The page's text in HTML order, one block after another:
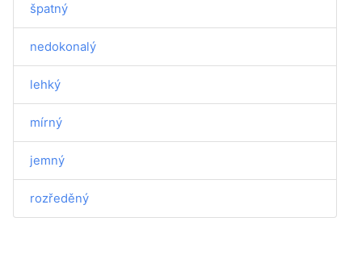
špatný
nedokonalý
lehký
mírný
jemný
rozředěný